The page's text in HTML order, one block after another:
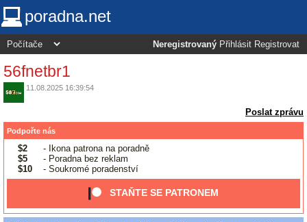
poradna.net
Neregistrovaný Přihlásit Registrovat
56fnetbr1
11.08.2025 16:39:54
Poslat zprávu
Podpořte nás
$2
- Ikona patrona na poradně
$5
- Poradna bez reklam
$10
- Soukromé poradenství
STAŇTE SE PATRONEM